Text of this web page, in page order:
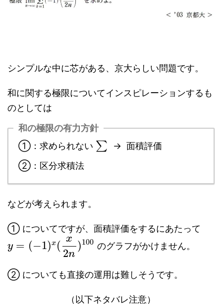
シンプルな中に芯がある、京大らしい問題です。
和に関する極限についてインスピレーションするも
のとしては
和の極限の有力方針
①：求められない ∑
→ 面積評価
②：区分求積法
などが考えられます。
① についてですが、面積評価をするにあたって
y = (−1)x (
x
2n
)100 のグラフがかけません。
② についても直接の運用は難しそうです。
（以下ネタバレ注意）